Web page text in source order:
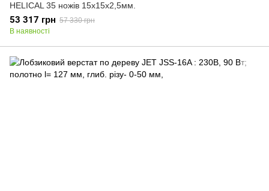
HELICAL 35 ножів 15х15х2,5мм.
53 317 грн 57 330 грн
В наявності